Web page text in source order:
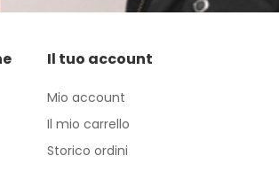
Il tuo account
Mio account
Il mio carrello
Storico ordini